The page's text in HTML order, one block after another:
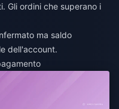
Gli ordini che superano i
ma saldo
dell'account.